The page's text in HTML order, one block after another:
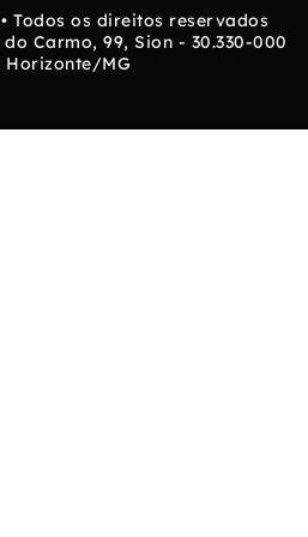
Todos os direitos reservados
Carmo, 99, Sion - 30.330-000
Horizonte/MG